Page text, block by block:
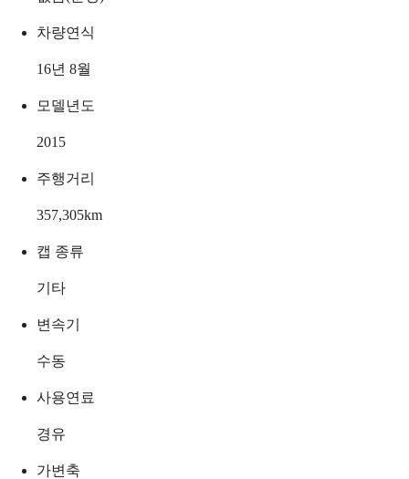
차량연식
16년 8월
모델년도
2015
주행거리
357,305km
캡 종류
기타
변속기
수동
사용연료
경유
가변축